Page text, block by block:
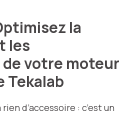
la
les
votre moteur
Tekalab
d’accessoire : c’est un